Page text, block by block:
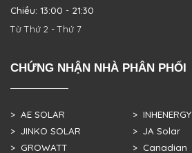
Chiều: 13:00 - 21:30
Từ Thứ 2 - Thứ 7
CHỨNG NHẬN NHÀ PHÂN PHỐI
> AE SOLAR
> JINKO SOLAR
> GROWATT
> INHENERGY
> JA Solar
> Canadian